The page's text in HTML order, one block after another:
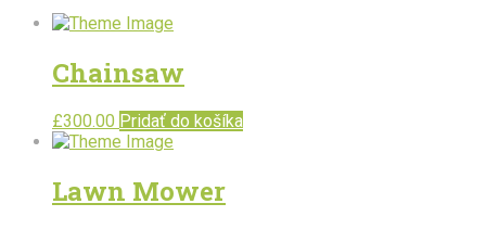
Chainsaw
£300.00 Pridať do košíka
Lawn Mower